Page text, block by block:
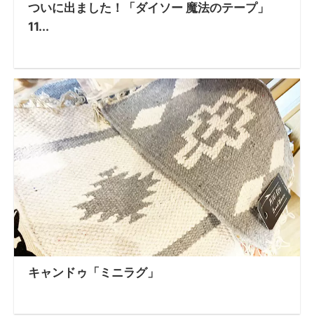
ついに出ました！「ダイソー 魔法のテープ」
11...
キャンドゥ「ミニラグ」